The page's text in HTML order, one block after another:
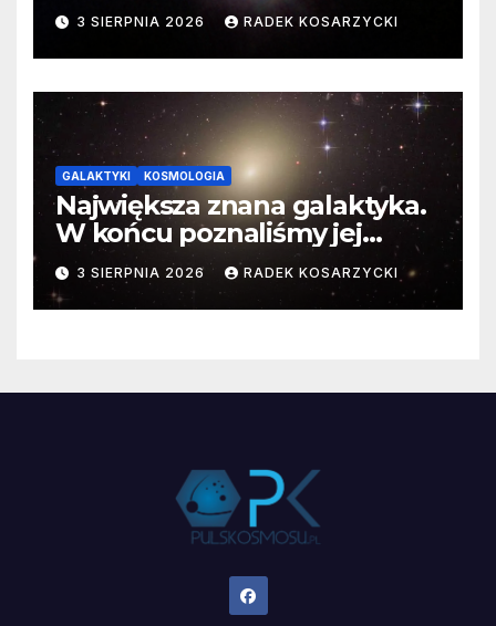
3 SIERPNIA 2026 RADEK KOSARZYCKI
GALAKTYKI KOSMOLOGIA
Największa znana galaktyka.
W końcu poznaliśmy jej
faktyczne wymiary
3 SIERPNIA 2026 RADEK KOSARZYCKI